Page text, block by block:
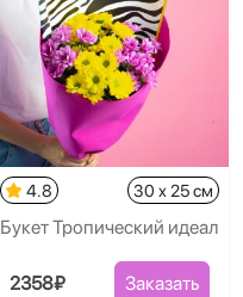
4.8 30 x 25 см
Букет Тропический идеал
2358₽ Заказать